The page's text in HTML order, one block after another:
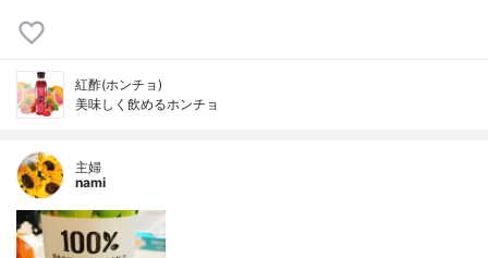
紅酢(ホンチョ)
美味しく飲めるホンチョ
主婦
nami